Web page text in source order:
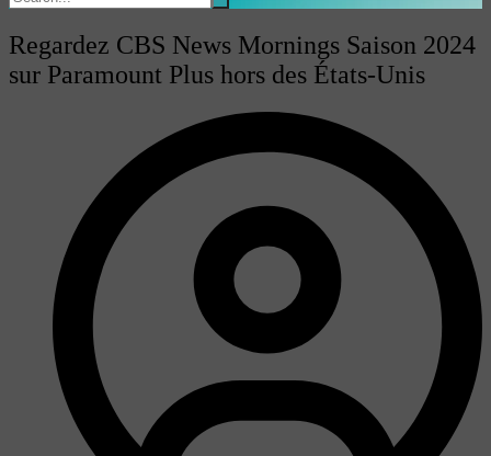
Regardez CBS News Mornings Saison 2024
sur Paramount Plus hors des États-Unis